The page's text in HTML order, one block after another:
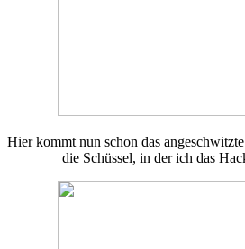
Hier kommt nun schon das
die Schüssel, in der ich das